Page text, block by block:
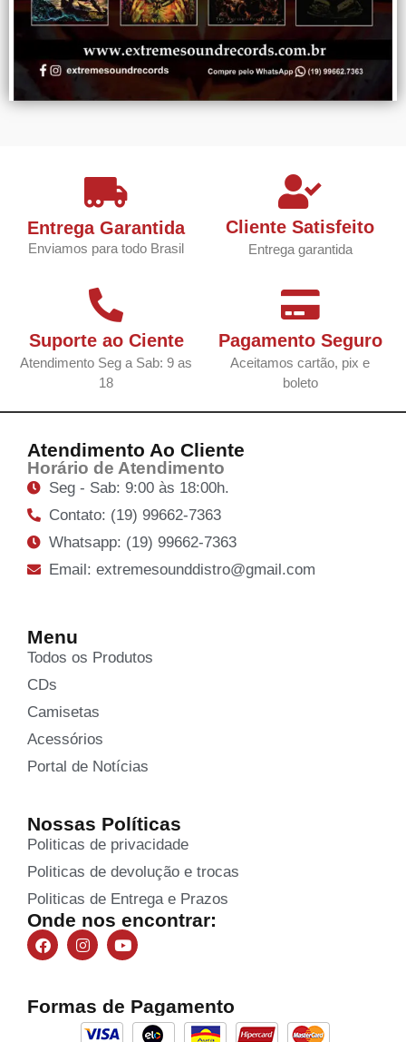
Entrega Garantida
Enviamos para todo Brasil
Cliente Satisfeito
Entrega garantida
Suporte ao Ciente
Atendimento Seg a Sab: 9 as
18
Pagamento Seguro
Aceitamos cartão, pix e
boleto
Atendimento Ao Cliente
Horário de Atendimento
Seg - Sab: 9:00 às 18:00h.
Contato: (19) 99662-7363
Whatsapp: (19) 99662-7363
Email: extremesounddistro@gmail.com
Menu
Todos os Produtos
CDs
Camisetas
Acessórios
Portal de Notícias
Nossas Políticas
Politicas de privacidade
Politicas de devolução e trocas
Politicas de Entrega e Prazos
Onde nos encontrar:
Formas de Pagamento